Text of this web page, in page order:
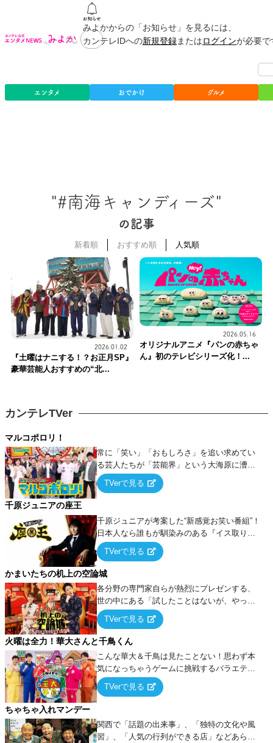
みよかからの「お知らせ」を見るには、
カンテレIDへの新規登録またはログインが必要
エンタメ おでかけ グルメ
"#南海キャンディーズ"
の記事
新着順 おすすめ順 人気順
2026.01.02
『土曜はナニする！？お正月SP』
豪華芸能人おすすめの“北...
2026.05.16
オリジナルアニメ『パンの赤ちゃ
ん』初のテレビシリーズ化！...
カンテレTVer
マルコポロリ！
常に「笑い」「おもしろさ」を追い求めてい
る芸人たちが「芸能界」という大海原に漕ぎ
出でて、新たなオモシロ人間を発掘する！
TVerで見る
千原ジュニアの座王
千原ジュニアが考案した“新感覚お笑い番組”！
日本人なら誰もが馴染みのある『イス取りゲ
ーム』をベースに、大喜利・ギャグ・モノボ
ケ・歌…など様々なお題で芸人がショートネ
タを競い合う！
TVerで見る
かまいたちの机上の空論城
各分野の専門家自らが熱烈にプレゼンする、
世の中にある「試したことはないが、やって
みたらこうなる！…ハズ」という“机上の空
論”に若手芸人らがカラダを張って挑む！
TVerで見る
火曜は全力！華大さんと千鳥くん
こんな華大＆千鳥は見たことない！思わず本
気になっちゃうゲームに挑戦するバラエティ
ー！
TVerで見る
ちゃちゃ入れマンデー
関西で「話題の出来事」、「独特の文化や風
習」、「人気の行列ができる店」などあらゆ